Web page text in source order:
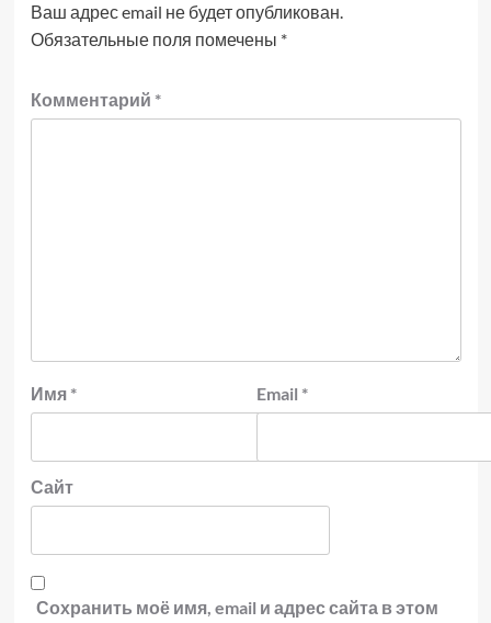
Ваш адрес email не будет опубликован.
Обязательные поля помечены *
Комментарий *
Имя * Email *
Сайт
Сохранить моё имя, email и адрес сайта в этом